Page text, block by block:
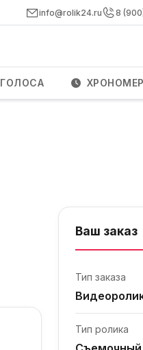
info@rolik24.ru 8
ГОЛОСА ХРОНОМЕР
Ваш заказ
Тип заказа
Тип ролика